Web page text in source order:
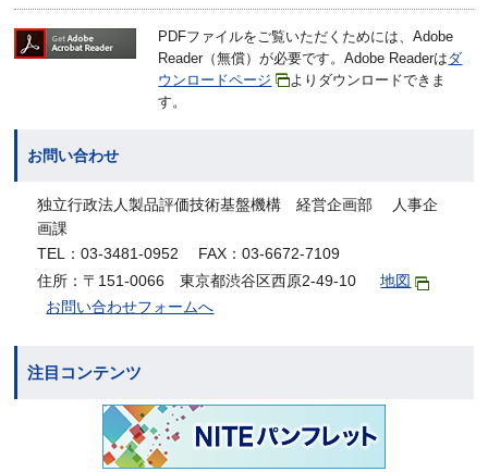
PDFファイルをご覧いただくためには、Adobe
Reader（無償）が必要です。Adobe Readerはダ
ウンロードページ
よりダウンロードできま
す。
お問い合わせ
独立行政法人製品評価技術基盤機構 経営企画部 人事企
画課
TEL：03-3481-0952 FAX：03-6672-7109
住所：〒151-0066 東京都渋谷区西原2-49-10
地図
お問い合わせフォームへ
注目コンテンツ